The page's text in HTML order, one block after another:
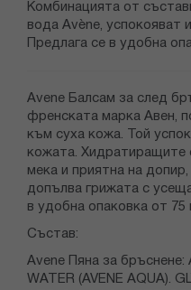
Комбинацията от
вода Avène, успокояват
Предлага се в удобна
Avene Балсам за след
френската марка Авен,
към суха кожа. Той
кожата. Хидратиращите
мека и приятна на
допълва грижата с
в удобна опаковка от 75
Състав:
Avene Пяна за бръснене:
WATER (AVENE AQUA).